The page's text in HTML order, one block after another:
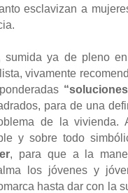
esclavizan a
sumida ya de pleno
vivamente
para de una
de la vivienda.
y sobre todo
, para que a la
los jóvenes y
hasta dar con la